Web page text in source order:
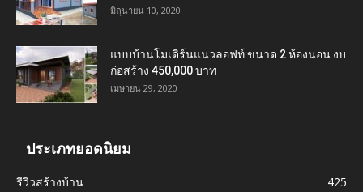
มิถุนายน 10, 2020
แบบบ้านโมเดิร์นแนวลอฟท์ ขนาด 2 ห้องนอน งบ
ก่อสร้าง 450,000 บาท
เมษายน 29, 2020
ประเภทยอดนิยม
รีวิวสร้างบ้าน
425